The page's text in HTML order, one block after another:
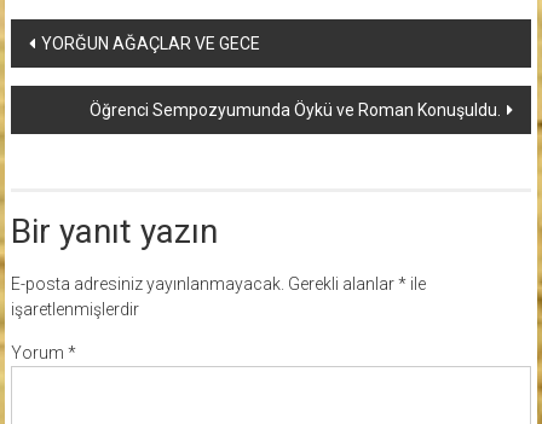
Yazı
dolaşımı
YORĞUN AĞAÇLAR VE GECE
Öğrenci Sempozyumunda Öykü ve Roman Konuşuldu.
Bir yanıt yazın
E-posta adresiniz yayınlanmayacak. Gerekli alanlar*ile
işaretlenmişlerdir
Yorum *